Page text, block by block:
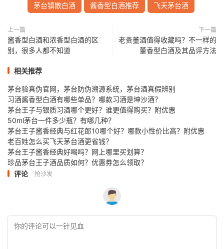
茅台镇散白酒 酱香型白酒推荐 飞天茅台酒
上一篇
酱香型白酒和浓香型白酒的区
别，很多人都不知道
下一篇
老贵董酒值得收藏吗？不一样的
董香型白酒及其品评方法
相关推荐
茅台验真伪官网，茅台防伪溯源系统，茅台酒真假辨别
习酒酱香型白酒有哪些单品？哪款习酒是坤沙酒？
茅台王子与银质习酒哪个更好？谁更值得购买？附优惠
50ml茅台一件多少瓶？有哪几种？
茅台王子酱香经典与红花郎10哪个好？哪款小性价比高？附优惠
老百姓怎么买飞天茅台酒更省钱？
茅台王子酱香经典好喝吗？网上哪里买划算？
珍品茅台王子酒品质如何？优惠券怎么领取？
评论
抢沙发